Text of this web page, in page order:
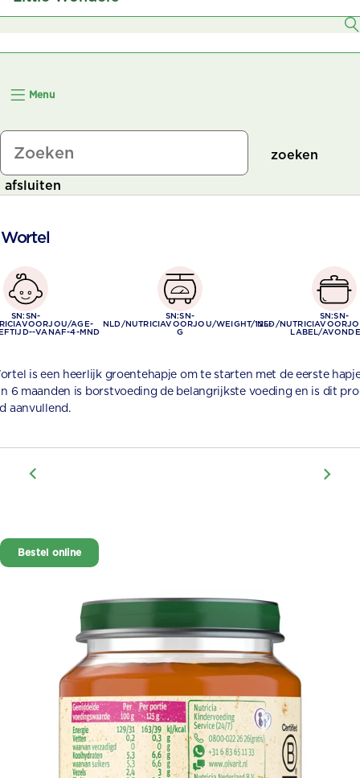
8–11 Maanden
12+ Maanden
Menu
zoeken
afsluiten
SN:SN-
AGE-
VANAF-4-MND
SN:SN-
NLD/NUTRICIAVOORJOU/WEIGHT/125-
G
SN:SN-
NLD/
LABEL/
is een heerlijk groentehapje om te starten met de eerste
6 maanden is borstvoeding de belangrijkste voeding en is dit
aanvullend.
Bestel online